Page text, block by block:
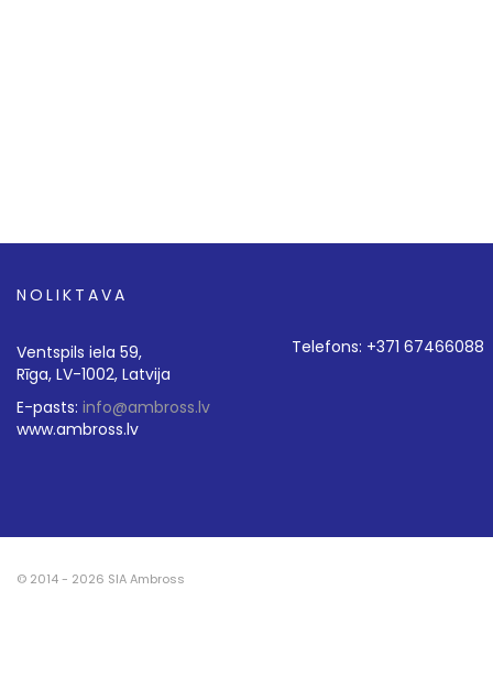
NOLIKTAVA
Ventspils iela 59,
Rīga, LV-1002, Latvija
E-pasts: info@ambross.lv
www.ambross.lv
Telefons: +371 67466088
© 2014 - 2026 SIA Ambross